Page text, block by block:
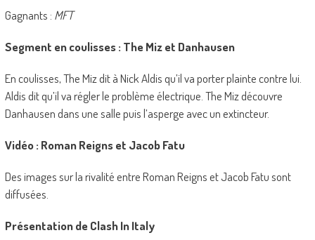
Gagnants : MFT
Segment en coulisses : The Miz et Danhausen
En coulisses, The Miz dit à Nick Aldis qu’il va porter plainte contre lui.
Aldis dit qu’il va régler le problème électrique. The Miz découvre
Danhausen dans une salle puis l’asperge avec un extincteur.
Vidéo : Roman Reigns et Jacob Fatu
Des images sur la rivalité entre Roman Reigns et Jacob Fatu sont
diffusées.
Présentation de Clash In Italy